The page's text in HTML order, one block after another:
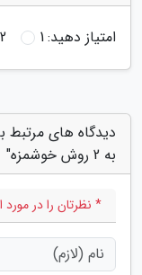
امتیاز دهید:1
2
دیدگاه های مرتبط
به 2 روش خوشمزه"
* نظرتان را در مورد